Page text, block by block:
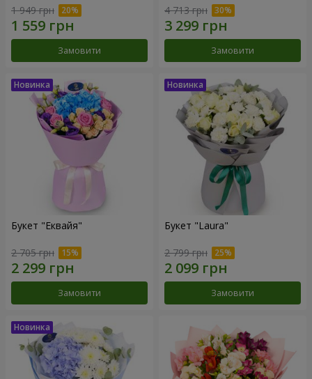
1 949 грн
Замовити
4 713 грн
Замовити
Букет "Еквайя"
2 705 грн
Замовити
Букет "Laura"
2 799 грн
Замовити